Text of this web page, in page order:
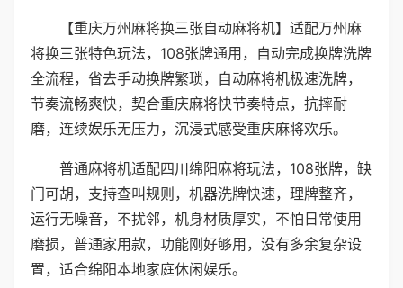
【重庆万州麻将换三张自动麻将机】适配万州麻
将换三张特色玩法，108张牌通用，自动完成换牌洗牌
全流程，省去手动换牌繁琐，自动麻将机极速洗牌，
节奏流畅爽快，契合重庆麻将快节奏特点，抗摔耐
磨，连续娱乐无压力，沉浸式感受重庆麻将欢乐。
普通麻将机适配四川绵阳麻将玩法，108张牌，缺
门可胡，支持查叫规则，机器洗牌快速，理牌整齐，
运行无噪音，不扰邻，机身材质厚实，不怕日常使用
磨损，普通家用款，功能刚好够用，没有多余复杂设
置，适合绵阳本地家庭休闲娱乐。